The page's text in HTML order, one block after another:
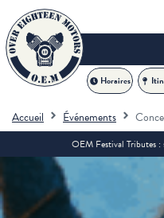
Horaires
Accueil Événements
OEM Festival Tributes